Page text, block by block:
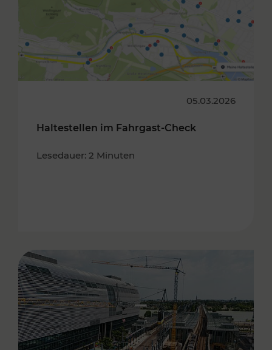
05.03.2026
Haltestellen im Fahrgast-Check
Lesedauer: 2 Minuten